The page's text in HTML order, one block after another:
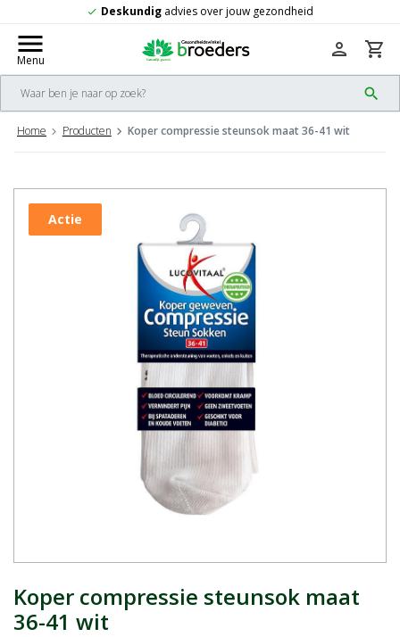
check Gratisverzending vanaf 50,-
menu
Menu
search
person shopping_cart
Home Producten Koper compressie steunsok maat 36-41 wit
Actie
Koper compressie steunsok maat
36-41 wit